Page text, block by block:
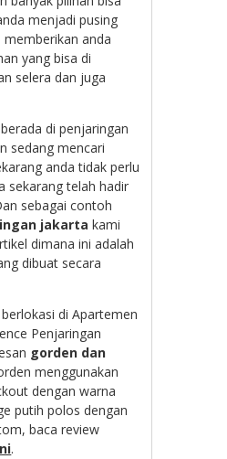
menjadi pusing
anda
yang bisa di
selera dan juga
di penjaringan
sedang mencari
anda tidak perlu
sekarang telah hadir
sebagai contoh
jakarta kami
dimana ini adalah
dibuat secara
di Apartemen
Penjaringan
gorden dan
menggunakan
dengan warna
putih polos dengan
baca review
.